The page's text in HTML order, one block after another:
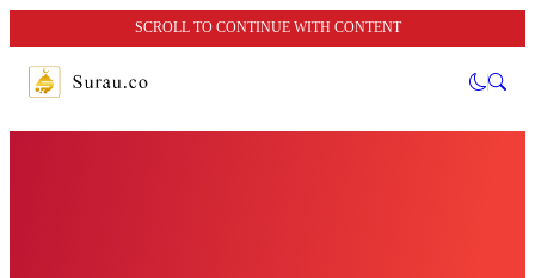
SCROLL TO CONTINUE WITH CONTENT